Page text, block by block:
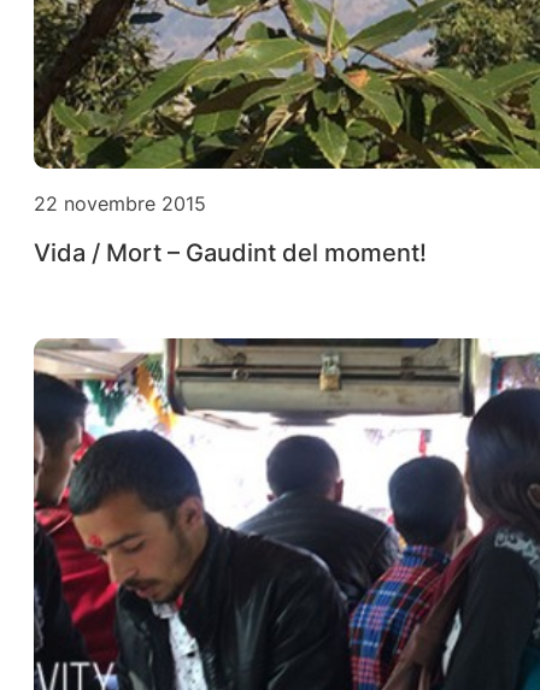
22 novembre 2015
Vida / Mort – Gaudint del moment!